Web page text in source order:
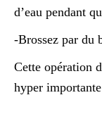
d’eau pendant
-Brossez par du
Cette opération
hyper